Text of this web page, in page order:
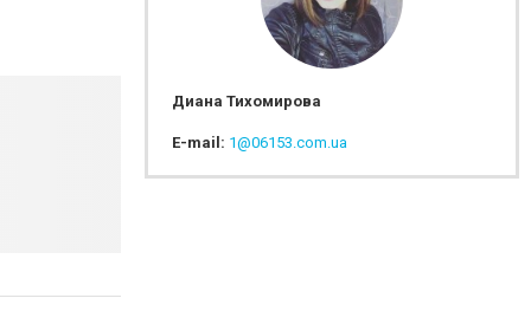
Диана Тихомирова
E-mail: 1@06153.com.ua